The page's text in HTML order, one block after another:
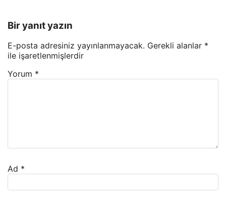
Bir yanıt yazın
E-posta adresiniz yayınlanmayacak. Gerekli alanlar *
ile işaretlenmişlerdir
Yorum *
Ad *